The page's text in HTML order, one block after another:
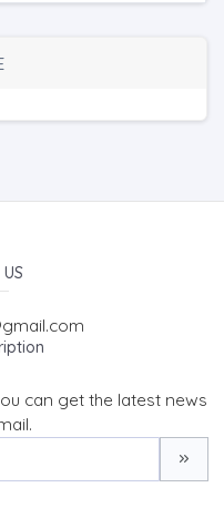
can get the latest news